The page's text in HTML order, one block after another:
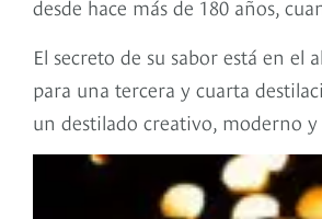
desde hace más de 180 años,
El secreto de su sabor está en
para una tercera y cuarta
un destilado creativo, moderno